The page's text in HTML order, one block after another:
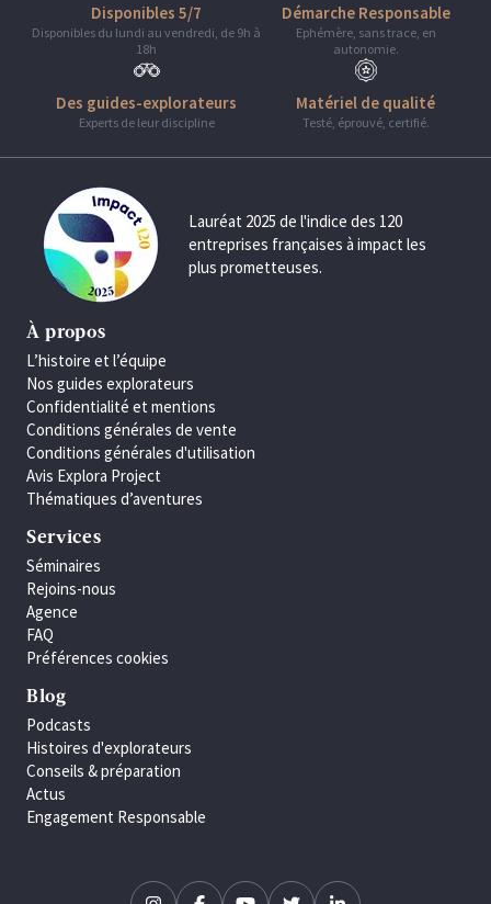
Disponibles 5/7
Disponibles du lundi au vendredi, de 9h à
18h
Des guides-explorateurs
Experts de leur discipline
Démarche Responsable
Ephémère, sans trace, en
autonomie.
Matériel de qualité
Testé, éprouvé, certifié.
Lauréat 2025 de l'indice des 120
entreprises françaises à impact les
plus prometteuses.
À propos
L’histoire et l’équipe
Nos guides explorateurs
Confidentialité et mentions
Conditions générales de vente
Conditions générales d'utilisation
Avis Explora Project
Thématiques d’aventures
Services
Séminaires
Rejoins-nous
Agence
FAQ
Préférences cookies
Blog
Podcasts
Histoires d'explorateurs
Conseils & préparation
Actus
Engagement Responsable